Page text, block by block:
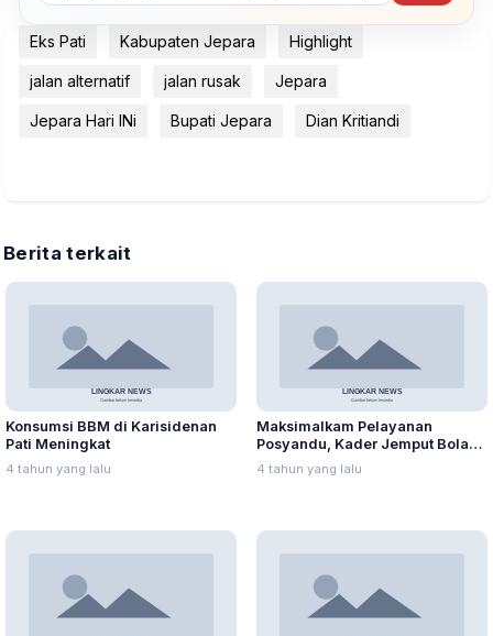
Eks Pati Kabupaten Jepara Highlight
jalan alternatif jalan rusak Jepara
Jepara Hari INi Bupati Jepara Dian Kritiandi
Berita terkait
Konsumsi BBM di Karisidenan
Pati Meningkat
4 tahun yang lalu
Maksimalkam Pelayanan
Posyandu, Kader Jemput Bola
ke Rumah Warga
4 tahun yang lalu